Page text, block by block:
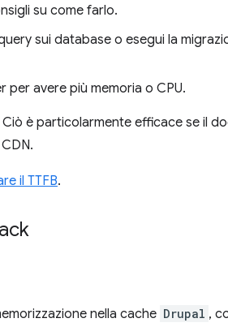
su come farlo.
sui database o esegui la
per avere più memoria o CPU.
è particolarmente efficace se il
il TTFB.
nella cache Drupal ,